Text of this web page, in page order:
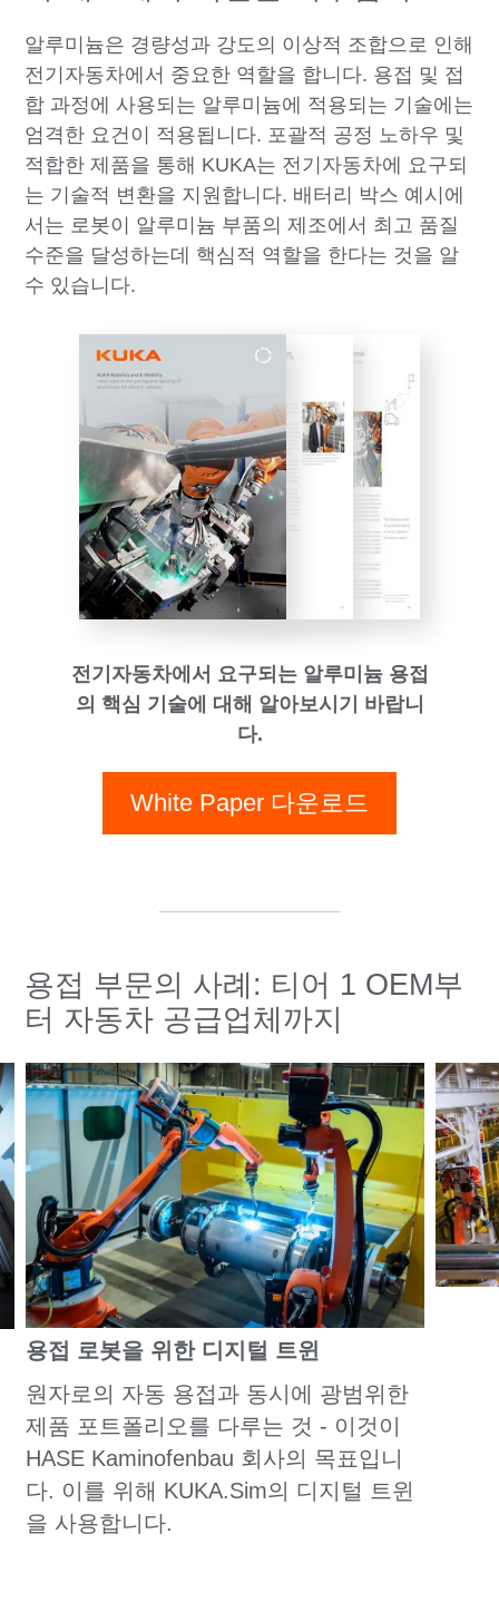
알루미늄은 경량성과 강도의 이상적 조합으로 인해
전기자동차에서 중요한 역할을 합니다. 용접 및 접
합 과정에 사용되는 알루미늄에 적용되는 기술에는
엄격한 요건이 적용됩니다. 포괄적 공정 노하우 및
적합한 제품을 통해 KUKA는 전기자동차에 요구되
는 기술적 변환을 지원합니다. 배터리 박스 예시에
서는 로봇이 알루미늄 부품의 제조에서 최고 품질
수준을 달성하는데 핵심적 역할을 한다는 것을 알
수 있습니다.
전기자동차에서 요구되는 알루미늄 용접
의 핵심 기술에 대해 알아보시기 바랍니
다.
White Paper 다운로드
용접 부문의 사례: 티어 1 OEM부
터 자동차 공급업체까지
용접 로봇을 위한 디지털 트윈
원자로의 자동 용접과 동시에 광범위한
제품 포트폴리오를 다루는 것 - 이것이
HASE Kaminofenbau 회사의 목표입니
다. 이를 위해 KUKA.Sim의 디지털 트윈
을 사용합니다.